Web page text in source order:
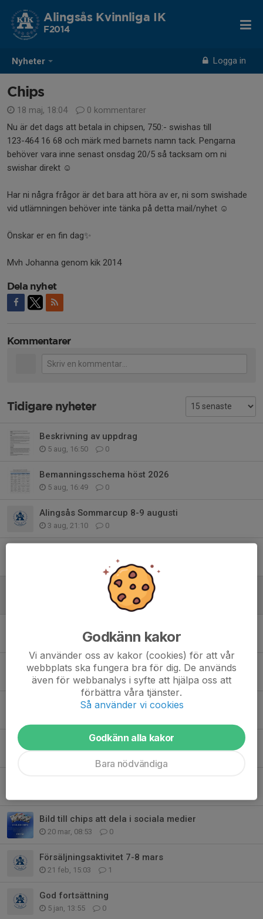
Nyheter Logga in
Alingsås Kvinnliga IK
F2014
Chips
18 maj, 18:04
0 kommentarer
Nu är det dags att betala in chipsen, 750:- swishas till
123-464 16 68 och märk med barnets namn tack. Pengarna
behöver vara inne senast onsdag 20/5 så tacksam om ni
swishar direkt ☺️
Har ni några frågor är det bara att höra av er, ni som swishade
vid utlämningen behöver inte tänka på detta mail/nyhet ☺️
Önskar er en fin dag✨
Mvh Johanna genom kik 2014
Dela nyhet
Kommentarer
Tidigare nyheter
Beskrivning av uppdrag
5 aug, 16:50 0
Bemanningsschema höst 2026
5 aug, 16:49 0
Alingsås Sommarcup 8-9 augusti
3 aug, 21:10 0
0
5 maj, 08:47 4
Chipsutlämning
27 apr, 19:41 0
Matchvärd & kiosk
Bemanningsschema våren 2026
Bild till chips att dela i sociala medier
20 mar, 08:53 0
Försäljningsaktivitet 7-8 mars
21 feb, 15:03 1
God fortsättning
5 jan, 13:55 0
Godkänn kakor
Vi använder oss av kakor (cookies) för att vår
webbplats ska fungera bra för dig. De används
även för webbanalys i syfte att hjälpa oss att
förbättra våra tjänster.
Så använder vi cookies
Godkänn alla kakor
Bara nödvändiga